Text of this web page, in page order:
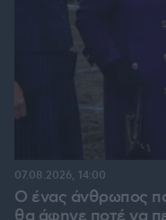
Ο ένας άνθρωπος
07.08.2026, 14:00